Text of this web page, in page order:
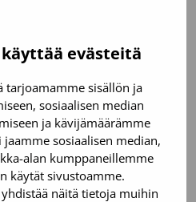
evästeitä
tarjoamamme sisällön ja
sosiaalisen median
ja kävijämäärämme
sosiaalisen median,
alan kumppaneillemme
käytät sivustoamme.
näitä tietoja muihin